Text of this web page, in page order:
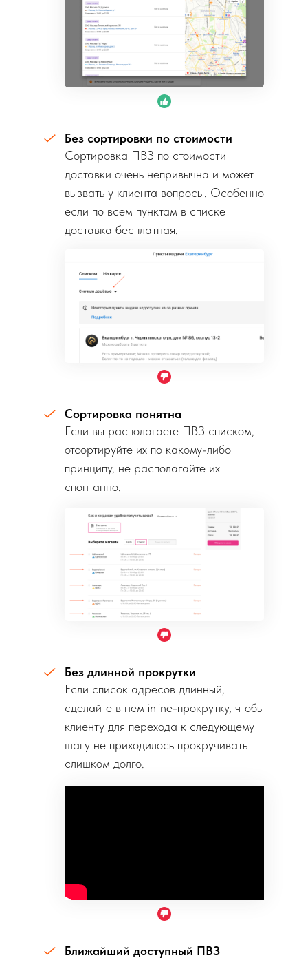
Без сортировки по стоимости
Сортировка ПВЗ по стоимости
доставки очень непривычна и может
вызвать у клиента вопросы. Особенно
если по всем пунктам в списке
доставка бесплатная.
Сортировка понятна
Если вы располагаете ПВЗ списком,
отсортируйте их по какому-либо
принципу, не располагайте их
спонтанно.
Без длинной прокрутки
Если список адресов длинный,
сделайте в нем inline-прокрутку, чтобы
клиенту для перехода к следующему
шагу не приходилось прокручивать
слишком долго.
Ближайший доступный ПВЗ